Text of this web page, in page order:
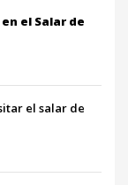
el Salar de
el salar de